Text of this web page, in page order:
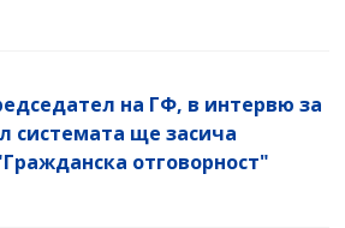
на ГФ, в интервю за
системата ще засича
отговорност"